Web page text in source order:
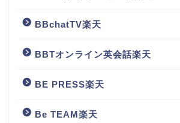
BBchatTV楽天
BBTオンライン英会話楽天
BE PRESS楽天
Be TEAM楽天